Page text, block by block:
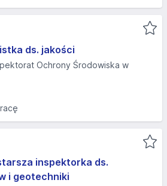
ds. jakości
Ochrony Środowiska w
inspektorka ds.
i geotechniki